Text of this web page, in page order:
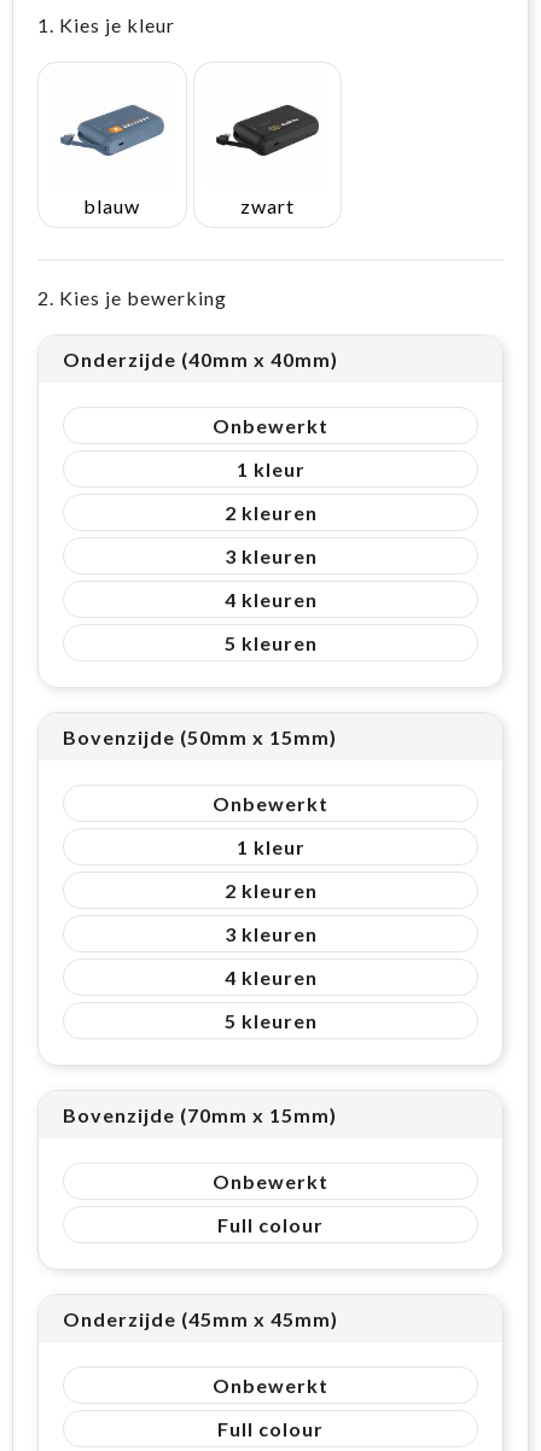
1. Kies je kleur
blauw zwart
2. Kies je bewerking
Onderzijde (40mm x 40mm)
Onbewerkt
1
2
3
4
5
Bovenzijde (50mm x 15mm)
Onbewerkt
1
2
3
4
5
Bovenzijde (70mm x 15mm)
Onbewerkt
Full colour
Onderzijde (45mm x 45mm)
Onbewerkt
Full colour